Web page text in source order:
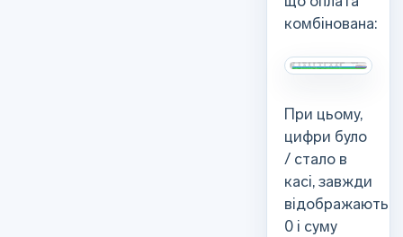
комбінована:
При цьому,
цифри було
/ стало в
касі, завжди
відображають
0 і суму